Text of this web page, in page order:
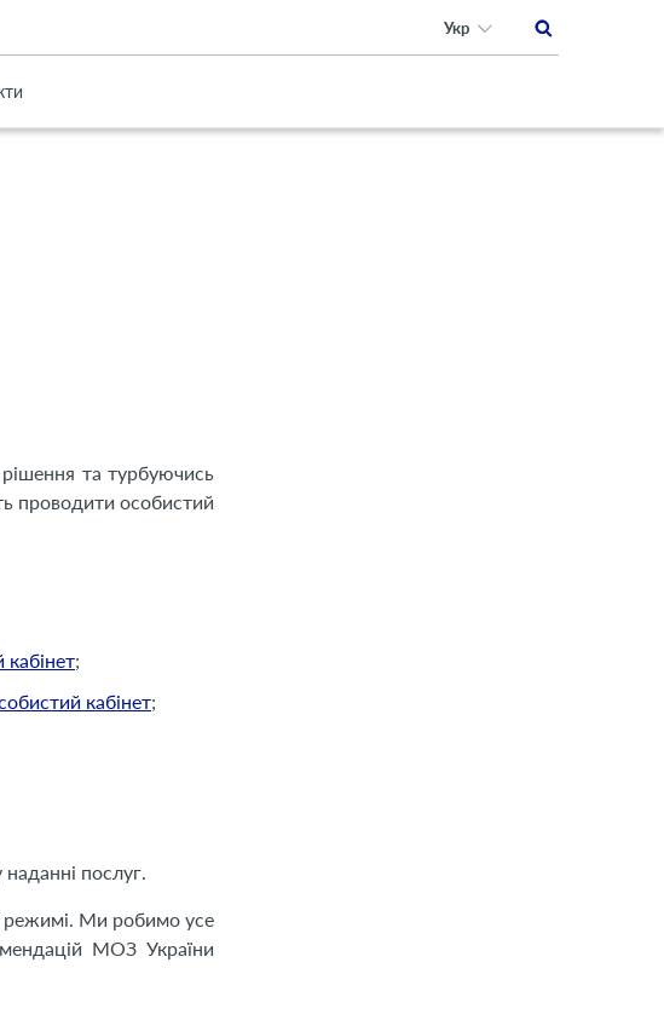
Укр
та турбуючись
проводити особистий
;
кабінет;
послуг.
режимі. Ми робимо усе
МОЗ України